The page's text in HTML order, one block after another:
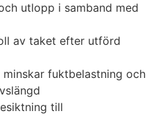
utlopp i samband med
av taket efter utförd
fuktbelastning och
till